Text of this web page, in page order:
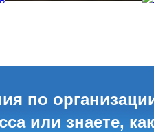
по
или знаете, как